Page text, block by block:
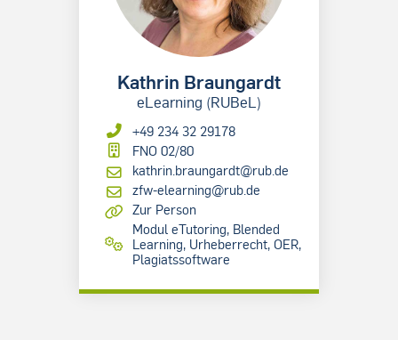
Kathrin Braungardt
eLearning (RUBeL)
+49 234 32 29178
FNO 02/80
kathrin.braungardt@rub.de
zfw-elearning@rub.de
Zur Person
Modul eTutoring, Blended
Learning, Urheberrecht, OER,
Plagiatssoftware